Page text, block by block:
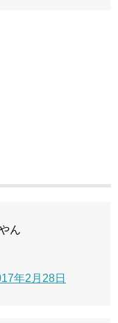
ん
年2月28日